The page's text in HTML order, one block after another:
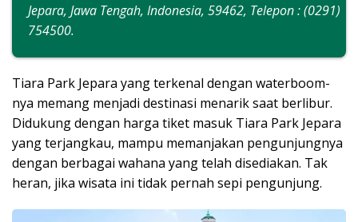
Jepara, Jawa Tengah, Indonesia, 59462, Telepon : (0291)
754500.
Tiara Park Jepara yang terkenal dengan waterboom-
nya memang menjadi destinasi menarik saat berlibur.
Didukung dengan harga tiket masuk Tiara Park Jepara
yang terjangkau, mampu memanjakan pengunjungnya
dengan berbagai wahana yang telah disediakan. Tak
heran, jika wisata ini tidak pernah sepi pengunjung.